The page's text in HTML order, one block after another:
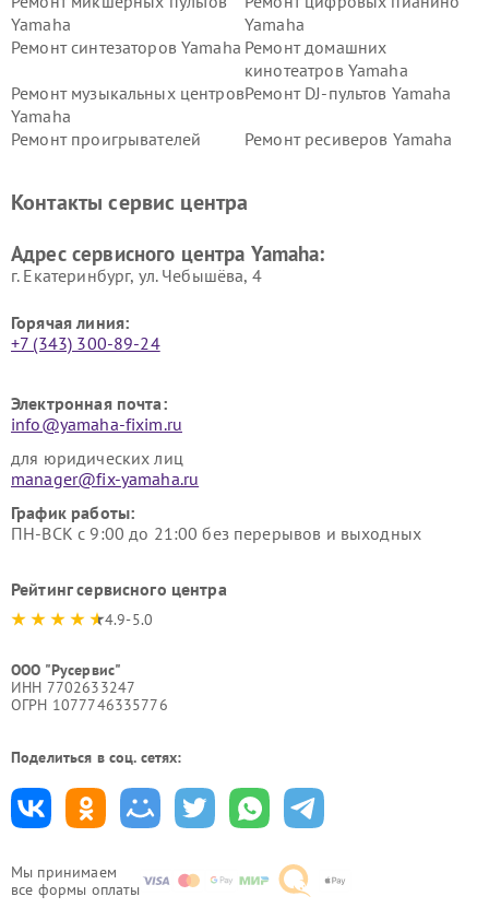
Мы принимаем
все формы оплаты
Yamaha
Yamaha
Ремонт синтезаторов Yamaha Ремонт домашних
кинотеатров Yamaha
Ремонт музыкальных центров
Yamaha
Ремонт DJ-пультов Yamaha
Ремонт проигрывателей
Ремонт ресиверов Yamaha
Yamaha
Yamaha
Контакты сервис центра
Адрес сервисного центра Yamaha:
г. Екатеринбург, ул. Чебышёва, 4
Горячая линия:
+7 (343) 300-89-24
Электронная почта:
info@yamaha-fixim.ru
для юридических лиц
manager@fix-yamaha.ru
График работы:
ПН-ВСК с 9:00 до 21:00 без перерывов и выходных
Рейтинг сервисного центра
4.9-5.0
ООО "Русервис"
ИНН 7702633247
ОГРН 1077746335776
Поделиться в соц. сетях: